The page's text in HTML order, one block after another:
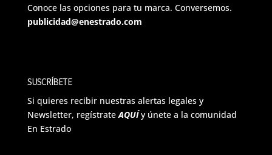
Conoce las opciones para tu marca. Conversemos.
publicidad@enestrado.com
SUSCRÍBETE
Si quieres recibir nuestras alertas legales y
Newsletter, regístrateAQUÍ y únete a la comunidad
En Estrado